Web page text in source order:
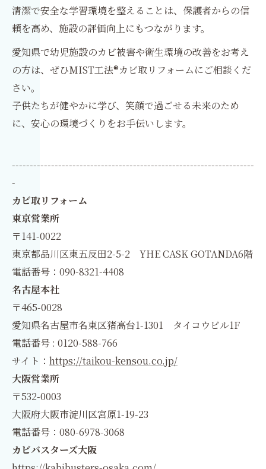
清潔で安全な学習環境を整えることは、保護者からの信
頼を高め、施設の評価向上にもつながります。
愛知県で幼児施設のカビ被害や衛生環境の改善をお考え
の方は、ぜひMIST工法®カビ取リフォームにご相談くだ
さい。
子供たちが健やかに学び、笑顔で過ごせる未来のため
に、安心の環境づくりをお手伝いします。
--------------------------------------------------------------------
-
カビ取リフォーム
東京営業所
〒141-0022
東京都品川区東五反田2-5-2 YHE CASK GOTANDA6階
電話番号：090-8321-4408
名古屋本社
〒465-0028
愛知県名古屋市名東区猪高台1-1301 タイコウビル1F
電話番号 : 0120-588-766
サイト： https://taikou-kensou.co.jp/
大阪営業所
〒532-0003
大阪府大阪市淀川区宮原1-19-23
電話番号：080-6978-3068
カビバスターズ大阪